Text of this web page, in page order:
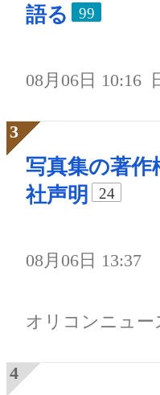
語る
99
08月06日 10:16
写真集の著
社声明
24
08月06日 13:37
オリコンニュー